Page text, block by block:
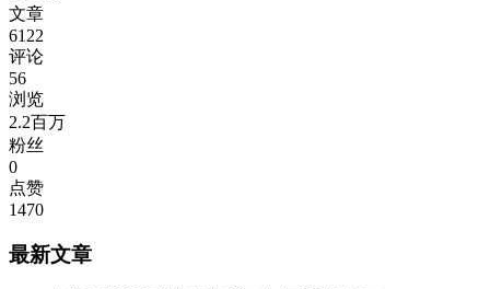
文章
6122
评论
56
浏览
2.2百万
粉丝
0
点赞
1470
最新文章